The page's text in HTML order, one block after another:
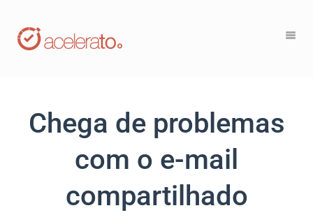
Chega de problemas
com o e-mail
compartilhado